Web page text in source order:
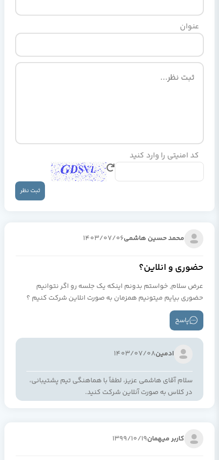
عنوان
کد امنیتی را وارد کنید
ثبت نظر
محمد حسین هاشمی1403/07/06
حضوری و انلاین؟
عرض سلام, خواستم بدونم اینکه یک جلسه رو اگر نتوانیم
حضوری بیایم میتونیم همزمان به صورت انلاین شرکت کنیم ؟
پاسخ
ادمین1403/07/08
سلام آقای هاشمی عزیز، لطفاً با هماهنگی تیم پشتیبانی،
در کلاس‌ به صورت آنلاین شرکت کنید.
کاربر میهمان1399/10/19